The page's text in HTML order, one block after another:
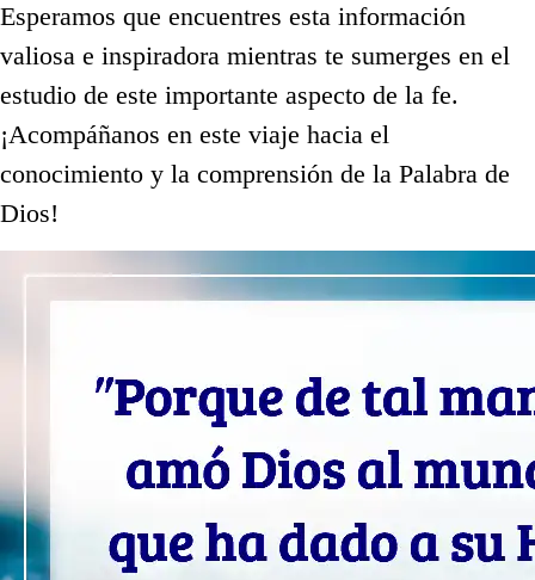
Esperamos que encuentres esta información
valiosa e inspiradora mientras te sumerges en el
estudio de este importante aspecto de la fe.
¡Acompáñanos en este viaje hacia el
conocimiento y la comprensión de la Palabra de
Dios!